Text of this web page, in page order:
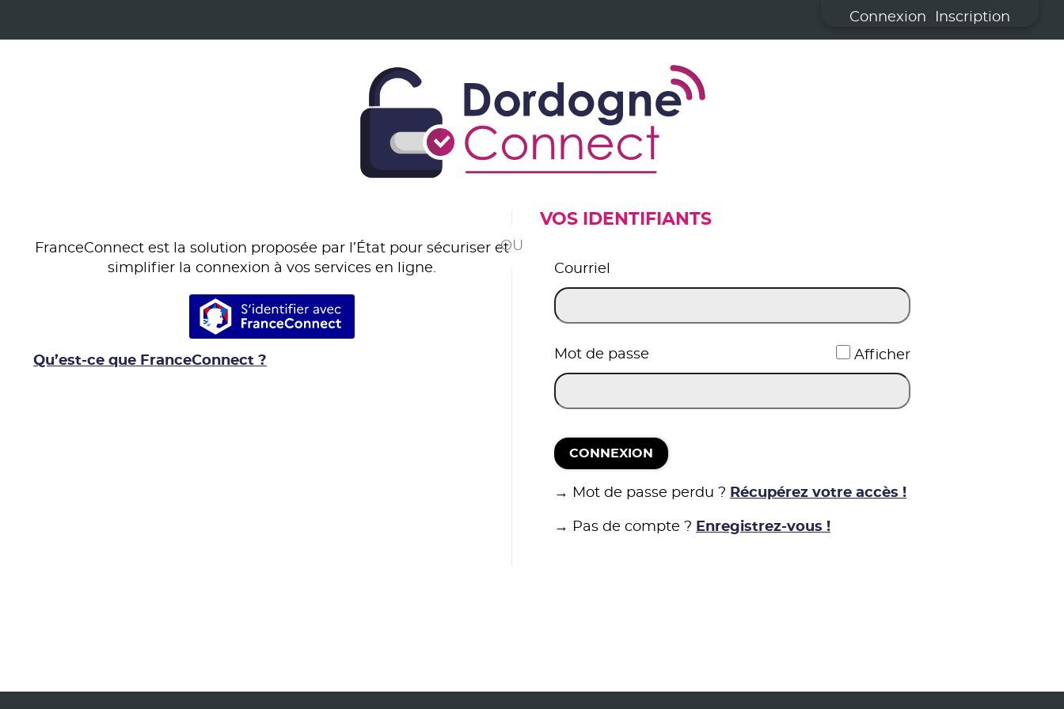
Connexion Inscription
FranceConnect est la solution proposée par l’État pour sécuriser et
simplifier la connexion à vos services en ligne.
S’identifier avec FranceConnect
Qu’est-ce que FranceConnect ?
VOS IDENTIFIANTS
Courriel
*
Mot de passe Afficher
CONNEXION
→ Mot de passe perdu ? Récupérez votre accès !
→ Pas de compte ? Enregistrez-vous !